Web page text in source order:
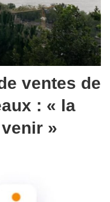
ventes de
: « la
»